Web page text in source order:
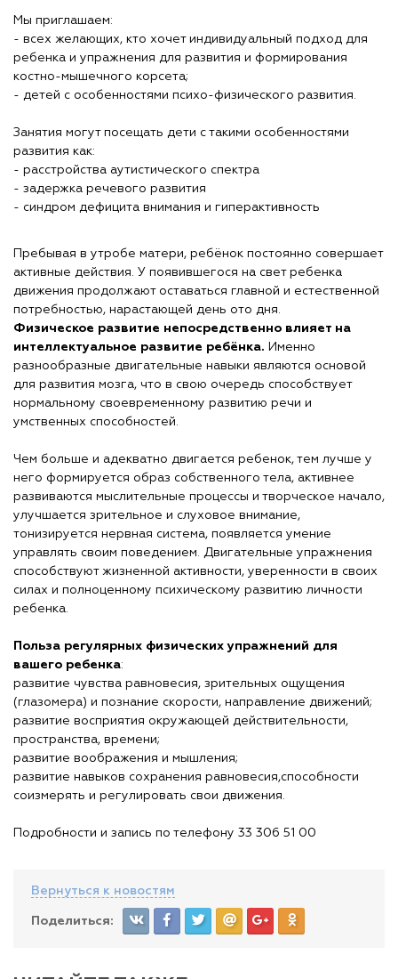
Мы приглашаем:
- всех желающих, кто хочет индивидуальный подход для
ребенка и упражнения для развития и формирования
костно-мышечного корсета;
- детей с особенностями психо-физического развития.
Занятия могут посещать дети с такими особенностями
развития как:
- расстройства аутистического спектра
- задержка речевого развития
- синдром дефицита внимания и гиперактивность
Пребывая в утробе матери, ребёнок постоянно совершает
активные действия. У появившегося на свет ребенка
движения продолжают оставаться главной и естественной
потребностью, нарастающей день ото дня.
Физическое развитие непосредственно влияет на
интеллектуальное развитие ребёнка. Именно
разнообразные двигательные навыки являются основой
для развития мозга, что в свою очередь способствует
нормальному своевременному развитию речи и
умственных способностей.
Чем больше и адекватно двигается ребенок, тем лучше у
него формируется образ собственного тела, активнее
развиваются мыслительные процессы и творческое начало,
улучшается зрительное и слуховое внимание,
тонизируется нервная система, появляется умение
управлять своим поведением. Двигательные упражнения
способствуют жизненной активности, уверенности в своих
силах и полноценному психическому развитию личности
ребенка.
Польза регулярных физических упражнений для
вашего ребенка:
развитие чувства равновесия, зрительных ощущения
(глазомера) и познание скорости, направление движений;
развитие восприятия окружающей действительности,
пространства, времени;
развитие воображения и мышления;
развитие навыков сохранения равновесия,способности
соизмерять и регулировать свои движения.
Подробности и запись по телефону 33 306 51 00
Вернуться к новостям
Поделиться: